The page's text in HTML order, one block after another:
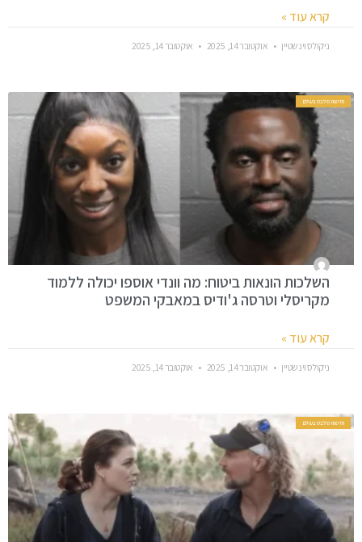
קרא עוד »
ניקולס וינשטיין אוקטובר 14, 2025 אוקטובר 14, 2025
חדשות סלבס בעולם
השלכות הונאות ביטוח: מה וונדי אוספו יכולה ללמוד
מקריסלי וטרסה ג'ודיס במאבקי המשפט
קרא עוד »
ניקולס וינשטיין אוקטובר 14, 2025 אוקטובר 14, 2025
חדשות סלבס בעולם